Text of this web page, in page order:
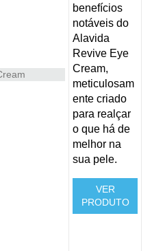
benefícios
notáveis do
Alavida
Revive Eye
Cream,
meticulosam
ente criado
para realçar
o que há de
melhor na
sua pele.
VER
PRODUTO